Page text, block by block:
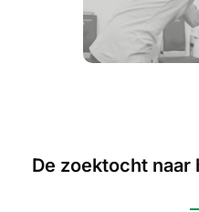
De zoektocht